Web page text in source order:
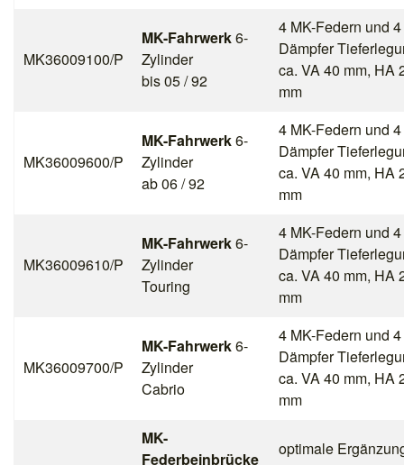
MK36009100/P
MK-Fahrwerk6-
Zylinder
bis 05 / 92
4 MK-Federn und
Dämpfer
ca. VA 40 mm, HA
mm
MK36009600/P
MK-Fahrwerk6-
Zylinder
ab 06 / 92
4 MK-Federn und
Dämpfer
ca. VA 40 mm, HA
mm
MK36009610/P
MK-Fahrwerk6-
Zylinder
Touring
4 MK-Federn und
Dämpfer
ca. VA 40 mm, HA
mm
MK36009700/P
MK-Fahrwerk6-
Zylinder
Cabrio
4 MK-Federn und
Dämpfer
ca. VA 40 mm, HA
mm
MK-
Federbeinbrücke
optimale